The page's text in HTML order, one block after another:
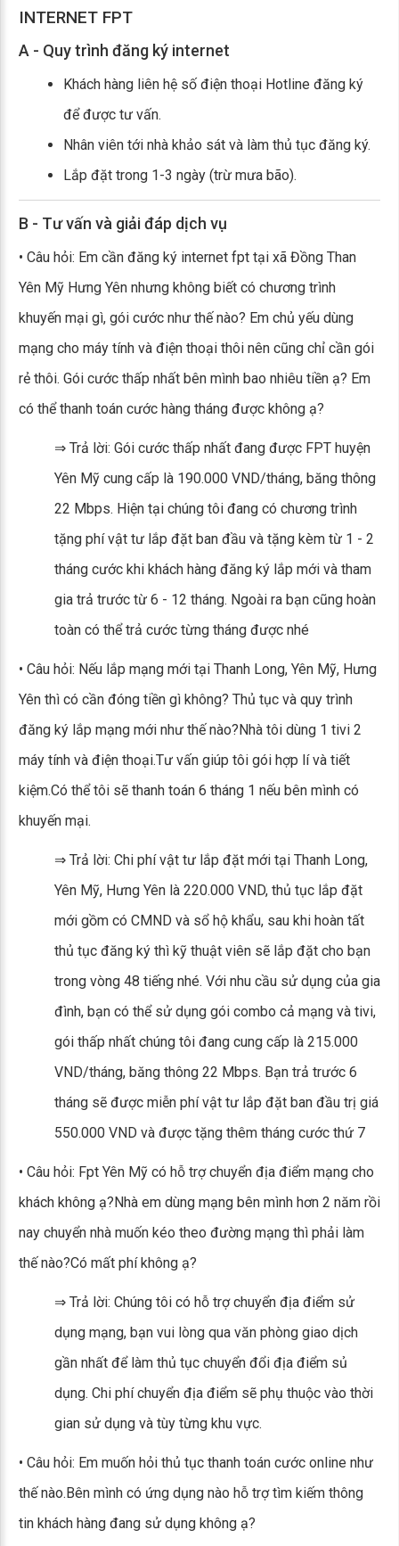
INTERNET FPT
A - Quy trình đăng ký internet
Khách hàng liên hệ số điện thoại Hotline đăng ký
để được tư vấn.
Nhân viên tới nhà khảo sát và làm thủ tục đăng ký.
Lắp đặt trong 1-3 ngày (trừ mưa bão).
B - Tư vấn và giải đáp dịch vụ
• Câu hỏi: Em cần đăng ký internet fpt tại xã Đồng Than
Yên Mỹ Hưng Yên nhưng không biết có chương trình
khuyến mại gì, gói cước như thế nào? Em chủ yếu dùng
mạng cho máy tính và điện thoại thôi nên cũng chỉ cần gói
rẻ thôi. Gói cước thấp nhất bên mình bao nhiêu tiền ạ? Em
có thể thanh toán cước hàng tháng được không ạ?
⇒ Trả lời: Gói cước thấp nhất đang được FPT huyện
Yên Mỹ cung cấp là 190.000 VND/tháng, băng thông
22 Mbps. Hiện tại chúng tôi đang có chương trình
tặng phí vật tư lắp đặt ban đầu và tặng kèm từ 1 - 2
tháng cước khi khách hàng đăng ký lắp mới và tham
gia trả trước từ 6 - 12 tháng. Ngoài ra bạn cũng hoàn
toàn có thể trả cước từng tháng được nhé
• Câu hỏi: Nếu lắp mạng mới tại Thanh Long, Yên Mỹ, Hưng
Yên thì có cần đóng tiền gì không? Thủ tục và quy trình
đăng ký lắp mạng mới như thế nào?Nhà tôi dùng 1 tivi 2
máy tính và điện thoại.Tư vấn giúp tôi gói hợp lí và tiết
kiệm.Có thể tôi sẽ thanh toán 6 tháng 1 nếu bên mình có
khuyến mại.
⇒ Trả lời: Chi phí vật tư lắp đặt mới tại Thanh Long,
Yên Mỹ, Hưng Yên là 220.000 VND, thủ tục lắp đặt
mới gồm có CMND và sổ hộ khẩu, sau khi hoàn tất
thủ tục đăng ký thì kỹ thuật viên sẽ lắp đặt cho bạn
trong vòng 48 tiếng nhé. Với nhu cầu sử dụng của gia
đình, bạn có thể sử dụng gói combo cả mạng và tivi,
gói thấp nhất chúng tôi đang cung cấp là 215.000
VND/tháng, băng thông 22 Mbps. Bạn trả trước 6
tháng sẽ được miễn phí vật tư lắp đặt ban đầu trị giá
550.000 VND và được tặng thêm tháng cước thứ 7
• Câu hỏi: Fpt Yên Mỹ có hỗ trợ chuyển địa điểm mạng cho
khách không ạ?Nhà em dùng mạng bên mình hơn 2 năm rồi
nay chuyển nhà muốn kéo theo đường mạng thì phải làm
thế nào?Có mất phí không ạ?
⇒ Trả lời: Chúng tôi có hỗ trợ chuyển địa điểm sử
dụng mạng, bạn vui lòng qua văn phòng giao dịch
gần nhất để làm thủ tục chuyển đổi địa điểm sủ
dụng. Chi phí chuyển địa điểm sẽ phụ thuộc vào thời
gian sử dụng và tùy từng khu vực.
• Câu hỏi: Em muốn hỏi thủ tục thanh toán cước online như
thế nào.Bên mình có ứng dụng nào hỗ trợ tìm kiếm thông
tin khách hàng đang sử dụng không ạ?